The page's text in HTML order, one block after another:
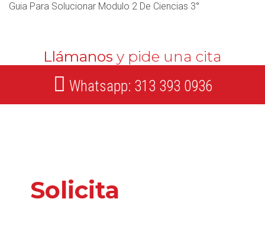
Guia Para Solucionar Modulo 2 De Ciencias 3°
Llámanos y pide una cita
Whatsapp: 313 393 0936
Solicita